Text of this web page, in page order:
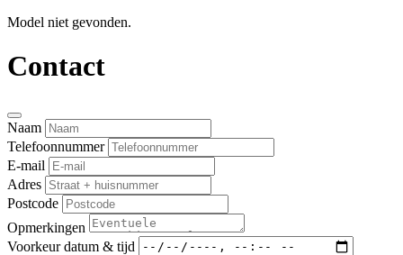
Model niet gevonden.
Contact
Naam
Telefoonnummer
E-mail
Adres
Postcode
Opmerkingen
Voorkeur datum & tijd